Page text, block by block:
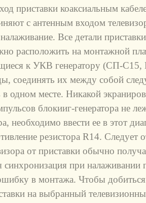
приставки коаксиальным
с антенным входом
Все детали
расположить на монтажной
к УКВ генератору (СП-
соединять их между собой
одном месте. Никакой
блокииг-генератора не
необходимо ввести ее в этот
резистора R14. Следует
от приставки обычно
синхронизация при налаживании
в монтажа. Чтобы
на выбранный